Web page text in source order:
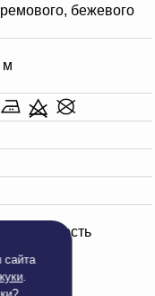
.
бежевого
м
кость